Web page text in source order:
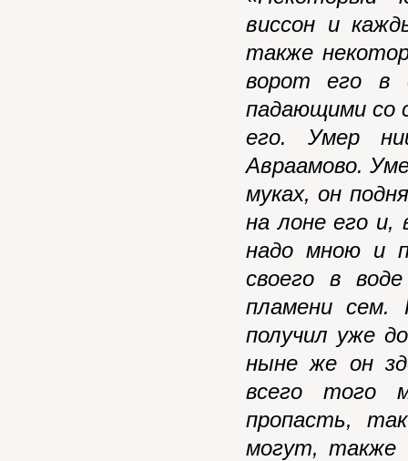
виссон и
также
ворот его в
падающими со
его. Умер
Авраамово.
муках, он
на лоне его и,
надо мною и
своего в
пламени сем.
получил уже
ныне же он
всего того
пропасть,
могут, также